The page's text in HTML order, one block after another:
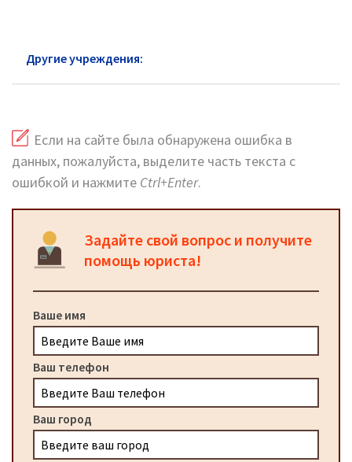
Другие учреждения:
Если на сайте была обнаружена ошибка в
данных, пожалуйста, выделите часть текста с
ошибкой и нажмите Ctrl+Enter.
Задайте свой вопрос и получите
помощь юриста!
Ваше имя
Ваш телефон
Ваш город